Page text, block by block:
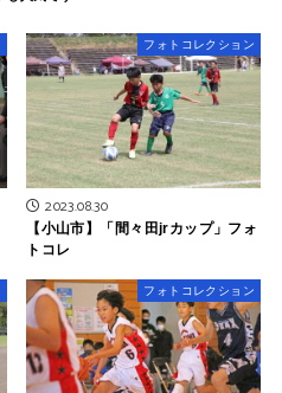
フォトコレクション
2023.08.30
【小山市】「間々田jrカップ」フォ
トコレ
フォトコレクション